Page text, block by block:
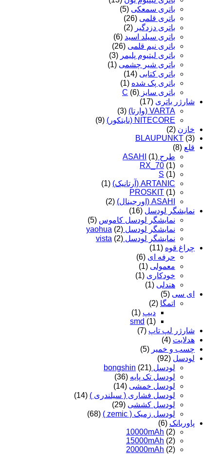
باتری سمعکی (5)
باتری قلمی (26)
باتری دزدگیر (2)
باتری سیلد اسید (6)
باتری نیم قلمی (26)
باتری لیتیوم پلیمر (3)
باتری شیر چشمی (1)
باتری کتابی (14)
باتری پک شده (1)
باتری سایز C (6)
شارژر باتری (17)
VARTA (وارتا)
(3)
NITECORE (نایتکور)
(9)
خازن (2)
BLAUPUNKT (3)
قلع (8)
طرح ASAHI (1)
RX_70 (1)
S (1)
ARTANIC (آرتانیک)
(1)
PROSKIT (1)
ASAHI (اورجینال)
(2)
نمایشگر لودسل (16)
نمایشگر لودسل کاموس (5)
نمایشگر لودسل yaohua (2)
نمایشگر لودسل vista (2)
چراغ قوه (11)
حرفه ای (6)
معمولی (1)
خودکاری (1)
هندلی (1)
ای سی (5)
اتمگا (2)
دیپ (1)
smd (1)
شارژر لپ تاپ (7)
هدلایت (4)
چسب و خمیر (5)
لودسل (92)
لودسل bongshin (21)
لودسل تک پایه (36)
لودسل خمشی (14)
لودسل فشاری ( سیلندری ) (14)
لودسل کششی (29)
لودسل زمیک ( zemic )
(68)
پاوربانک (6)
10000mAh (2)
15000mAh (2)
20000mAh (2)